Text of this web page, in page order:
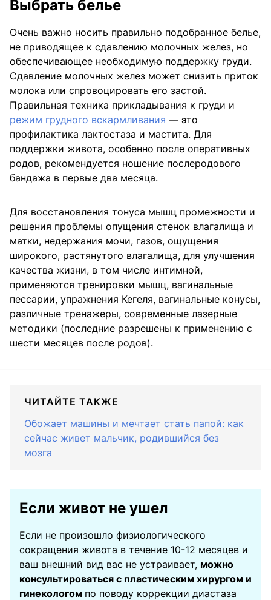
Выбрать белье
Очень важно носить правильно подобранное белье,
не приводящее к сдавлению молочных желез, но
обеспечивающее необходимую поддержку груди.
Сдавление молочных желез может снизить приток
молока или спровоцировать его застой.
Правильная техника прикладывания к груди и
режим грудного вскармливания — это
профилактика лактостаза и мастита. Для
поддержки живота, особенно после оперативных
родов, рекомендуется ношение послеродового
бандажа в первые два месяца.
Для восстановления тонуса мышц промежности и
решения проблемы опущения стенок влагалища и
матки, недержания мочи, газов, ощущения
широкого, растянутого влагалища, для улучшения
качества жизни, в том числе интимной,
применяются тренировки мышц, вагинальные
пессарии, упражнения Кегеля, вагинальные конусы,
различные тренажеры, современные лазерные
методики (последние разрешены к применению с
шести месяцев после родов).
ЧИТАЙТЕ ТАКЖЕ
Обожает машины и мечтает стать папой: как
сейчас живет мальчик, родившийся без
мозга
Если живот не ушел
Если не произошло физиологического
сокращения живота в течение 10-12 месяцев и
ваш внешний вид вас не устраивает, можно
консультироваться с пластическим хирургом и
гинекологом по поводу коррекции диастаза